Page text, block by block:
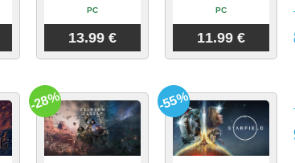
PC
13.99 €
PC
11.99 €
-28% -55%